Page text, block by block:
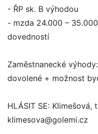
- ŘP sk. B výhodou
- mzda 24.000 –
dovedností
Zaměstnanecké
dovolené + možnost
HLÁSIT SE:
klimesova@golemi.cz